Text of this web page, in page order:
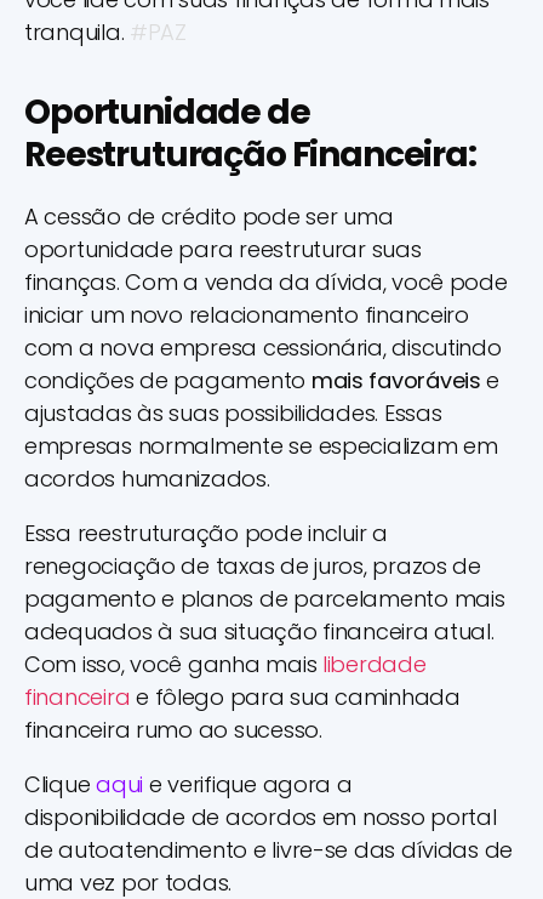
tranquila. #PAZ
Oportunidade de
Reestruturação Financeira:
A cessão de crédito pode ser uma
oportunidade para reestruturar suas
finanças. Com a venda da dívida, você pode
iniciar um novo relacionamento financeiro
com a nova empresa cessionária, discutindo
condições de pagamento mais favoráveis e
ajustadas às suas possibilidades. Essas
empresas normalmente se especializam em
acordos humanizados.
Essa reestruturação pode incluir a
renegociação de taxas de juros, prazos de
pagamento e planos de parcelamento mais
adequados à sua situação financeira atual.
Com isso, você ganha mais liberdade
financeira e fôlego para sua caminhada
financeira rumo ao sucesso.
Cliqueaqui e verifique agora a
disponibilidade de acordos em nosso portal
de autoatendimento e livre-se das dívidas de
uma vez por todas.